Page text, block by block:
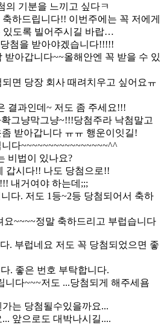
의 기분을 느끼고 싶다ㅋ
하드립니다!! 이번주에는 꼭 저에게
있도록 빌어주시길 바랍…
첨을 받아야겠습니다!!!!!
받아갑니다~~올해안엔 꼭 받을 수 있
되면 당장 회사 때려치우고 싶어요ㅠ
결과인데~ 저도 좀 주세요!!!
그냥막그냥~!!!당첨주라 낙첨말고
받아갑니다 ㅠㅠ 행운이잇길!
다~~~~~~~~~~~~~~~~^^
비법이 있나요?
갑시다!! 나도 당첨으로!!
내거여야 하는데;;;
다. 저도 1등~2등 당첨되어서 축하
요~~~~정말 축하드리고 부럽습니다
. 부럽네요 저도 꼭 당첨되었으면 좋
. 좋은 번호 부탁합니다.
니다~~~저도 ...당첨되게 해주세욤
가는 당첨될수있을까요...
앞으로도 대박나시길....